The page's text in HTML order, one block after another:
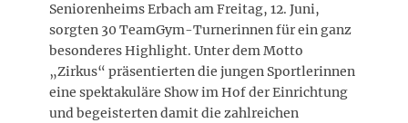
Seniorenheims Erbach am Freitag, 12. Juni,
sorgten 30 TeamGym-Turnerinnen für ein ganz
besonderes Highlight. Unter dem Motto
„Zirkus“ präsentierten die jungen Sportlerinnen
eine spektakuläre Show im Hof der Einrichtung
und begeisterten damit die zahlreichen